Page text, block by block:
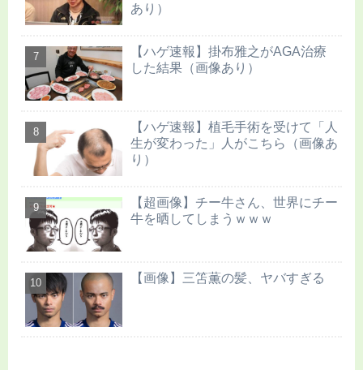
あり）
【ハゲ速報】掛布雅之がAGA治療
した結果（画像あり）
【ハゲ速報】植毛手術を受けて「人
生が変わった」人がこちら（画像あ
り）
【超画像】チー牛さん、世界にチー
牛を晒してしまうｗｗｗ
【画像】三笘薫の髪、ヤバすぎる